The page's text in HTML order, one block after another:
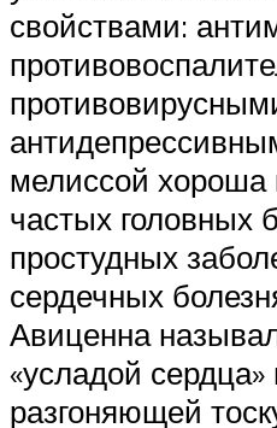
свойствами:
мелиссой хороша
частых головных
простудных
сердечных
Авиценна
«усладой сердца»
разгоняющей